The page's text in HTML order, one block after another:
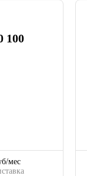
100
мес